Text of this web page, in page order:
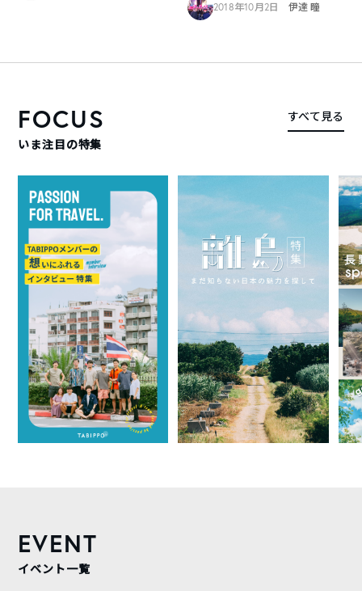
2018年10月2日 伊達 瞳
FOCUS
いま注目の特集
すべて見る
EVENT
イベント一覧